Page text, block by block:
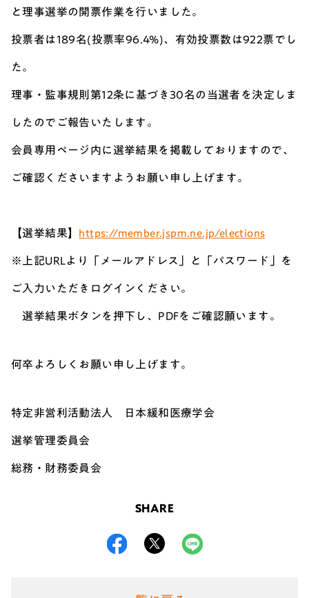
と理事選挙の開票作業を行いました。
投票者は189名(投票率96.4%)、有効投票数は922票でし
た。
理事・監事規則第12条に基づき30名の当選者を決定しま
したのでご報告いたします。
会員専用ページ内に選挙結果を掲載しておりますので、
ご確認くださいますようお願い申し上げます。
【選挙結果】 https://member.jspm.ne.jp/elections
※上記URLより「メールアドレス」と「パスワード」を
ご入力いただきログインください。
選挙結果ボタンを押下し、PDFをご確認願います。
何卒よろしくお願い申し上げます。
特定非営利活動法人 日本緩和医療学会
選挙管理委員会
総務・財務委員会
SHARE